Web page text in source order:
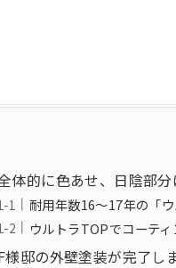
体的に色あせ、日陰部
耐用年数16〜17年の「
ウルトラTOPでコーテ
様邸の外壁塗装が完了し